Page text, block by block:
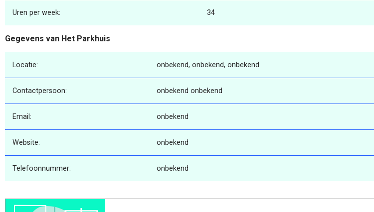
Uren per week: 34
Gegevens van Het Parkhuis
Locatie: onbekend, onbekend, onbekend
Contactpersoon: onbekend onbekend
Email: onbekend
Website: onbekend
Telefoonnummer: onbekend